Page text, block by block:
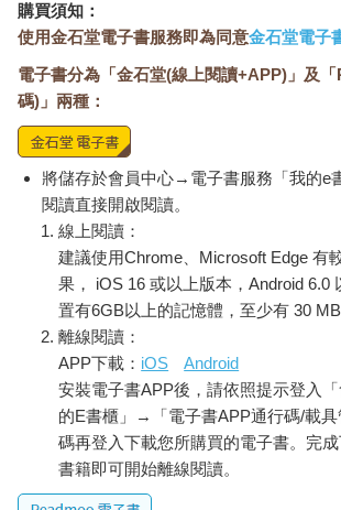
購買須知：
使用金石堂電子書服務即為同意金石堂電子
電子書分為「金石堂(線上閱讀+APP)」及
碼)」兩種：
將儲存於會員中心→電子書服務「我的e
閱讀直接開啟閱讀。
線上閱讀：
建議使用Chrome、Microsoft Edge 有
果， iOS 16 或以上版本，Android 6.0
置有6GB以上的記憶體，至少有 30 MB
離線閱讀：
APP下載： iOS
Android
安裝電子書APP後，請依照提示登入
的E書櫃」→「電子書APP通行碼/載
碼再登入下載您所購買的電子書。完
書籍即可開始離線閱讀。